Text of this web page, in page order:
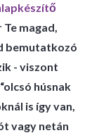
magad,
bemutatkozó
- viszont
húsnak
is így van,
vagy netán